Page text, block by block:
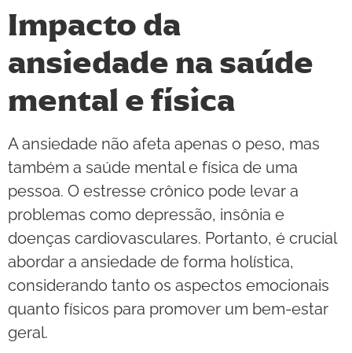
Impacto da
ansiedade na saúde
mental e física
A ansiedade não afeta apenas o peso, mas
também a saúde mental e física de uma
pessoa. O estresse crônico pode levar a
problemas como depressão, insônia e
doenças cardiovasculares. Portanto, é crucial
abordar a ansiedade de forma holística,
considerando tanto os aspectos emocionais
quanto físicos para promover um bem-estar
geral.